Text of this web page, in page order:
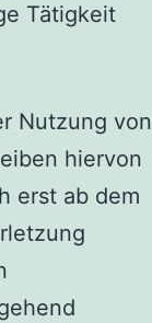
Tätigkeit
Nutzung von
hiervon
erst ab dem